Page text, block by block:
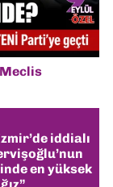
iddialı
en yüksek